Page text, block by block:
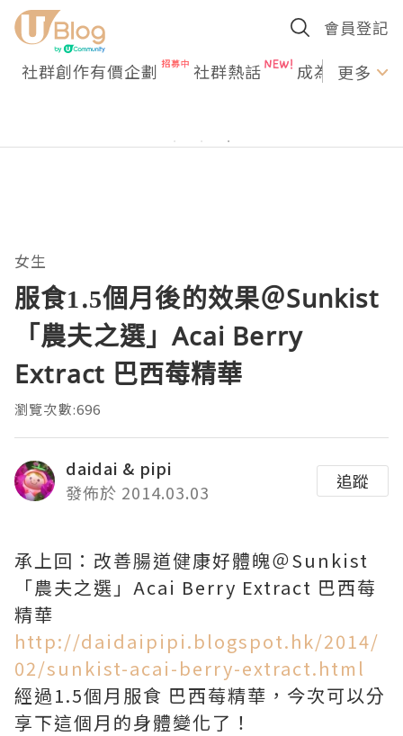
會員登記
社群創作有價企劃 社群熱話 成為U更多
女生
服食1.5個月後的效果＠Sunkist
「農夫之選」Acai Berry
Extract 巴西莓精華
瀏覽次數:696
daidai & pipi
發佈於 2014.03.03
追蹤
承上回：改善腸道健康好體魄＠Sunkist
「農夫之選」Acai Berry Extract 巴西莓
精華
http://daidaipipi.blogspot.hk/2014/
02/sunkist-acai-berry-extract.html
經過1.5個月服食 巴西莓精華，今次可以分
享下這個月的身體變化了！